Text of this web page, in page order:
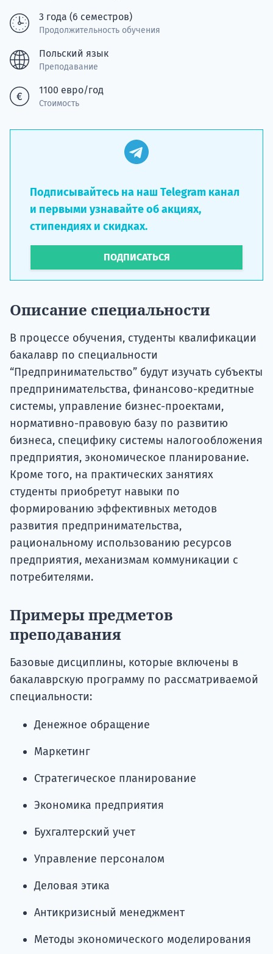
3 года (6 семестров)
Продолжительность обучения
Польский язык
Преподавание
1100 евро/год
Стоимость
Подписывайтесь на наш Telegram канал
и первыми узнавайте об акциях,
стипендиях и скидках.
ПОДПИСАТЬСЯ
Описание специальности
В процессе обучения, студенты квалификации
бакалавр по специальности
“Предпринимательство” будут изучать субъекты
предпринимательства, финансово-кредитные
системы, управление бизнес-проектами,
нормативно-правовую базу по развитию
бизнеса, специфику системы налогообложения
предприятия, экономическое планирование.
Кроме того, на практических занятиях
студенты приобретут навыки по
формированию эффективных методов
развития предпринимательства,
рациональному использованию ресурсов
предприятия, механизмам коммуникации с
потребителями.
Примеры предметов
преподавания
Базовые дисциплины, которые включены в
бакалаврскую программу по рассматриваемой
специальности:
Денежное обращение
Маркетинг
Стратегическое планирование
Экономика предприятия
Бухгалтерский учет
Управление персоналом
Деловая этика
Антикризисный менеджмент
Методы экономического моделирования